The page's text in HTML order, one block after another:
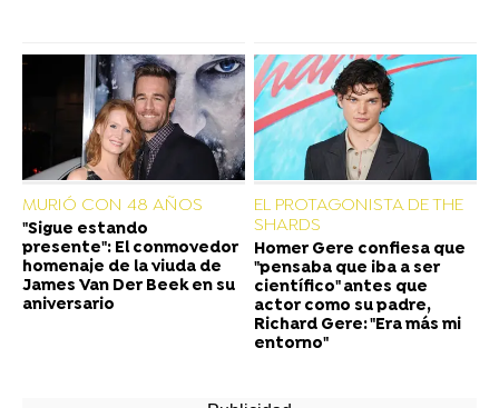
MURIÓ CON 48 AÑOS
"Sigue estando
presente": El conmovedor
homenaje de la viuda de
James Van Der Beek en su
aniversario
EL PROTAGONISTA DE THE
SHARDS
Homer Gere confiesa que
"pensaba que iba a ser
científico" antes que
actor como su padre,
Richard Gere: "Era más mi
entorno"